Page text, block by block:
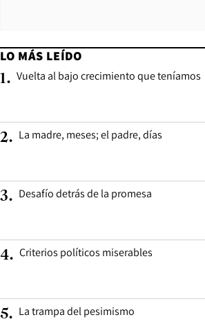
LO MÁS LEÍDO
1. Vuelta al bajo crecimiento que teníamos
2. La madre, meses; el padre, días
3. Desafío detrás de la promesa
4. Criterios políticos miserables
5. La trampa del pesimismo